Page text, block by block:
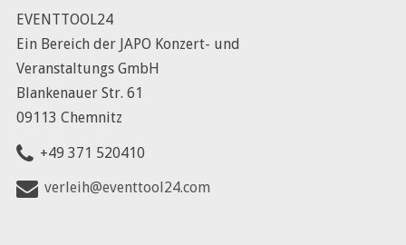
EVENTTOOL24
Ein Bereich der JAPO Konzert- und
Veranstaltungs GmbH
Blankenauer Str. 61
09113 Chemnitz
+49 371 520410
verleih@eventtool24.com